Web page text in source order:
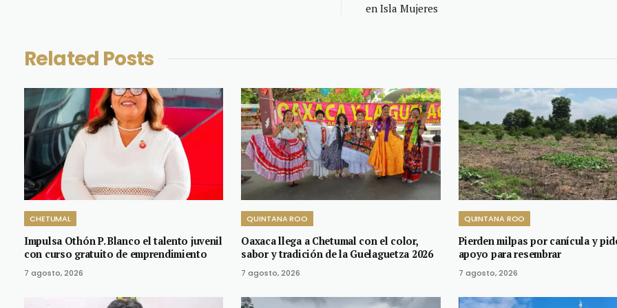
en Isla Mujeres
Related Posts
CHETUMAL
Impulsa Othón P. Blanco el talento juvenil
con curso gratuito de emprendimiento
7 agosto, 2026
QUINTANA ROO
Oaxaca llega a Chetumal con el color,
sabor y tradición de la Guelaguetza 2026
7 agosto, 2026
QUINTANA ROO
Pierden milpas por canícula y
apoyo para resembrar
7 agosto, 2026